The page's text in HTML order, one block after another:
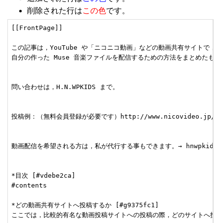
削除された行はこの色です。
[[FrontPage]]
この記事は，YouTube や「ニコニコ動画」などの動画共有サイトで，
自分の作った Muse 音楽ファイルを配信するための方法をまとめたも
問い合わせは，H.N.WPKIDS まで。
投稿例：（無料会員登録が必要です）http://www.nicovideo.jp/
動画配信を希望される方は，私が代行する事もできます。→
*目次 [#vdebe2ca]
#contents
*どの動画共有サイトへ投稿するか [#g9375fc1]
ここでは，比較的有名な動画投稿サイトへの投稿の際，どのサイトへ